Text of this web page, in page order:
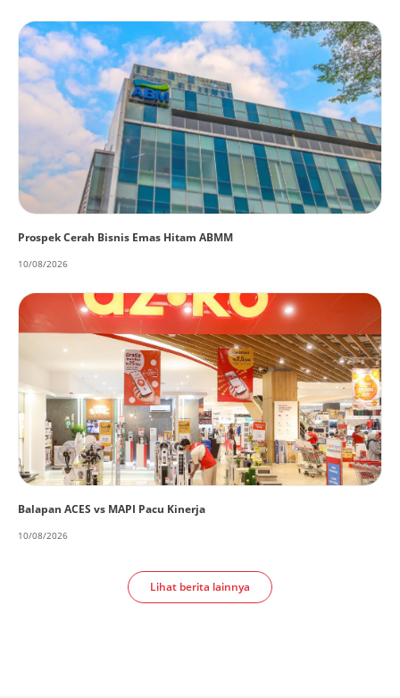
Prospek Cerah Bisnis Emas Hitam ABMM
10/08/2026
Balapan ACES vs MAPI Pacu Kinerja
10/08/2026
Lihat berita lainnya